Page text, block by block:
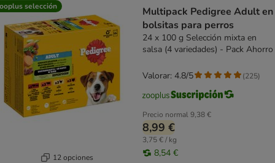
selección
12 opciones
Multipack Pedigree Adult en
bolsitas para perros
24 x 100 g Selección mixta en
salsa (4 variedades) - Pack Ahorro
Precio normal9,38 €
8,99 €
3,75 € / kg
8,54 €
Valorar: 4.8/5 (225)